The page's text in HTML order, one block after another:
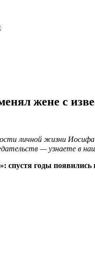
жене с
личной жизни
— узнаете в
спустя годы